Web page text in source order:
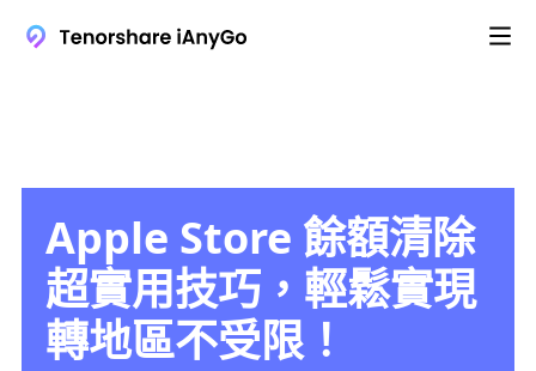
Apple Store 餘額清除
超實用技巧，輕鬆實現
轉地區不受限！